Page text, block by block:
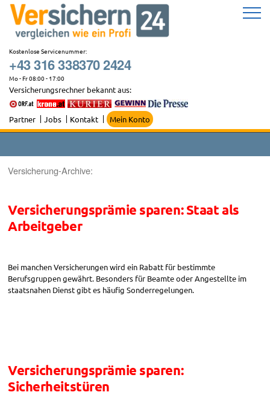
Zum
Inhalt
springen
Kostenlose Servicenummer:
+43 316 338370 2424
Mo - Fr 08:00 - 17:00
Versicherungsrechner bekannt aus:
Partner Jobs Kontakt Mein Konto
Versicherung-Archive:
Versicherungsprämie sparen: Staat als
Arbeitgeber
Bei manchen Versicherungen wird ein Rabatt für bestimmte
Berufsgruppen gewährt. Besonders für Beamte oder Angestellte im
staatsnahen Dienst gibt es häufig Sonderregelungen.
Versicherungsprämie sparen:
Sicherheitstüren